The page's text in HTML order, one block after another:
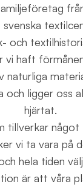
och
vi haft
naturliga
och ligger oss
hjärtat.
tillverkar något
vi ta vara på
hela tiden
är att våra